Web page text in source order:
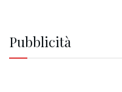
Pubblicità